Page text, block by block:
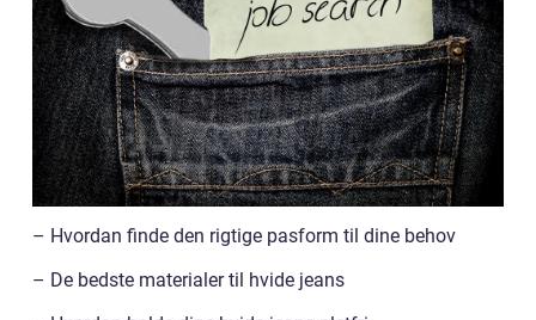
– Hvordan finde den rigtige pasform til dine behov
– De bedste materialer til hvide jeans